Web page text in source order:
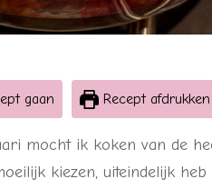
gaan Recept afdrukken
mocht ik koken van de
kiezen, uiteindelijk